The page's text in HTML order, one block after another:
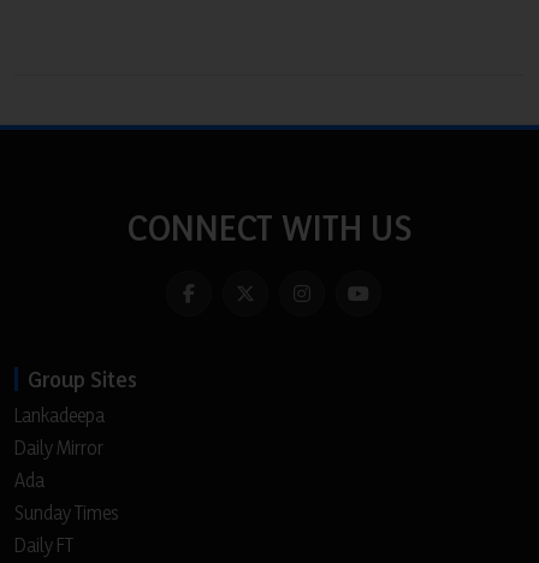
CONNECT WITH US
Group Sites
Lankadeepa
Daily Mirror
Ada
Sunday Times
Daily FT